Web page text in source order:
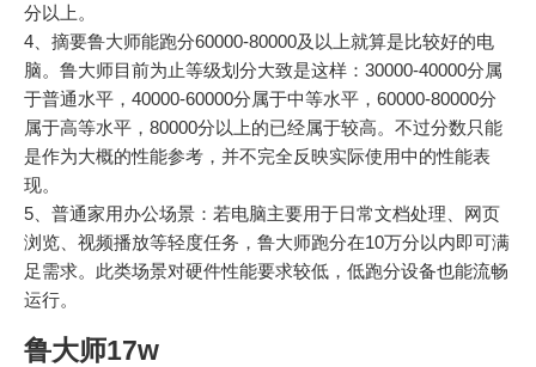
分以上。
4、摘要鲁大师能跑分60000-80000及以上就算是比较好的电
脑。鲁大师目前为止等级划分大致是这样：30000-40000分属
于普通水平，40000-60000分属于中等水平，60000-80000分
属于高等水平，80000分以上的已经属于较高。不过分数只能
是作为大概的性能参考，并不完全反映实际使用中的性能表
现。
5、普通家用办公场景：若电脑主要用于日常文档处理、网页
浏览、视频播放等轻度任务，鲁大师跑分在10万分以内即可满
足需求。此类场景对硬件性能要求较低，低跑分设备也能流畅
运行。
鲁大师17w